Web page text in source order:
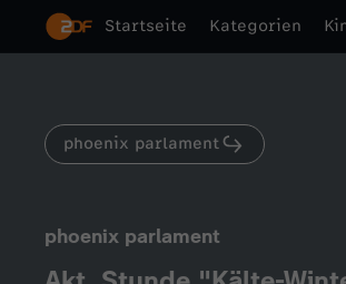
Startseite Kategorien
phoenix parlament
phoenix parlament